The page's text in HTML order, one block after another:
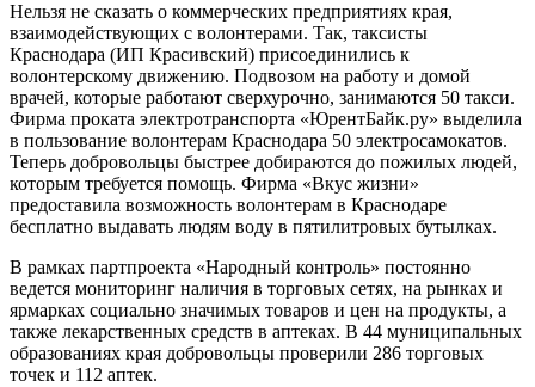
Нельзя не сказать о коммерческих предприятиях края,
взаимодействующих с волонтерами. Так, таксисты
Краснодара (ИП Красивский) присоединились к
волонтерскому движению. Подвозом на работу и домой
врачей, которые работают сверхурочно, занимаются 50 такси.
Фирма проката электротранспорта «ЮрентБайк.ру» выделила
в пользование волонтерам Краснодара 50 электросамокатов.
Теперь добровольцы быстрее добираются до пожилых людей,
которым требуется помощь. Фирма «Вкус жизни»
предоставила возможность волонтерам в Краснодаре
бесплатно выдавать людям воду в пятилитровых бутылках.
В рамках партпроекта «Народный контроль» постоянно
ведется мониторинг наличия в торговых сетях, на рынках и
ярмарках социально значимых товаров и цен на продукты, а
также лекарственных средств в аптеках. В 44 муниципальных
образованиях края добровольцы проверили 286 торговых
точек и 112 аптек.